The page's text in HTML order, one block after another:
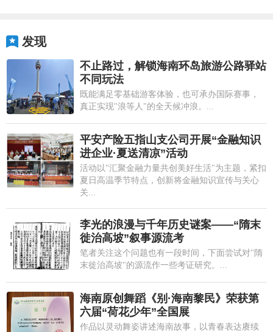
发现
不止路过，解锁海南环岛旅游公路驿站
不同玩法
既能满足零基础游客体验，也可承办国际赛事，
真正实现"浪等人"的全天候冲浪。...
平安产险五指山支公司开展“金融知识
进企业·夏送清凉”活动
活动以"汇聚金融力量共创美好生活"为主题，紧扣
夏日高温季节特点，创新将金融知识宣传与关心
关...
李光的浪漫与千年历史谜案——“隋末
徙治高坡”叙事源流考
笔者关注这个问题也有一段时间，下面尝试对"隋
末徙治高坡"的源流作一些考证研究。...
海南原创舞蹈《别·海南黎民》荣获第
六届“荷花少年”全国展
作品以灵动舞姿讲述海南故事，以青春表达赓续